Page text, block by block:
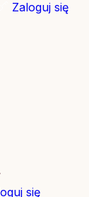
Zaloguj się
się